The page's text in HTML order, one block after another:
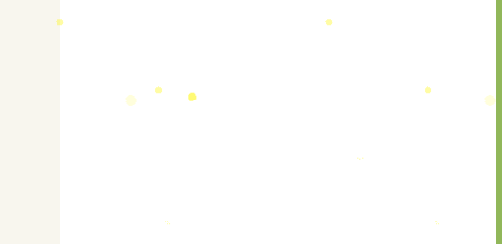
＃治療院，＃せなかリペア，＃新型コロナウイルス，